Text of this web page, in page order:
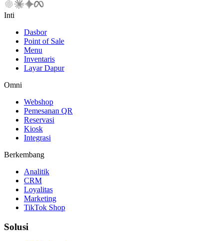
Inti
Dasbor
Point of Sale
Menu
Inventaris
Layar Dapur
Omni
Webshop
Pemesanan QR
Reservasi
Kiosk
Integrasi
Berkembang
Analitik
CRM
Loyalitas
Marketing
TikTok Shop
Solusi